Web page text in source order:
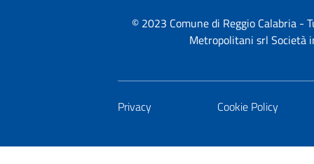
© 2023 Comune di Reggio Calabria
Metropolitani srl Società
Privacy Cookie Policy